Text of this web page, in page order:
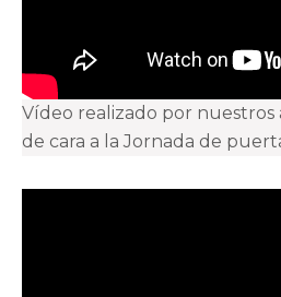
Vídeo realizado por nuestros
de cara a la Jornada de